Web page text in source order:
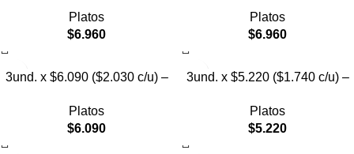
Platos
$6.960
Pollito
Platos
$6.960
3und. x $6.090 ($2.030 c/u) –
Platos
$6.090
3und. x $5.220 ($1.740 c/u) –
Platos
$5.220